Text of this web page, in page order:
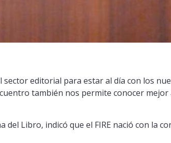
editorial para estar al día con los
también nos permite conocer mejor
Libro, indicó que el FIRE nació con la